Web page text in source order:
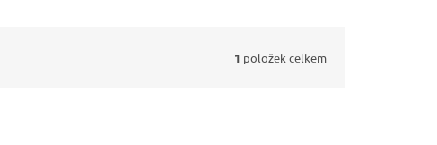
1 položek celkem